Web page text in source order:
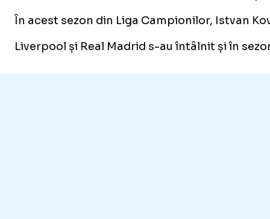
În acest sezon din Liga Campionilor, Istvan
Liverpool și Real Madrid s-au întâlnit și în